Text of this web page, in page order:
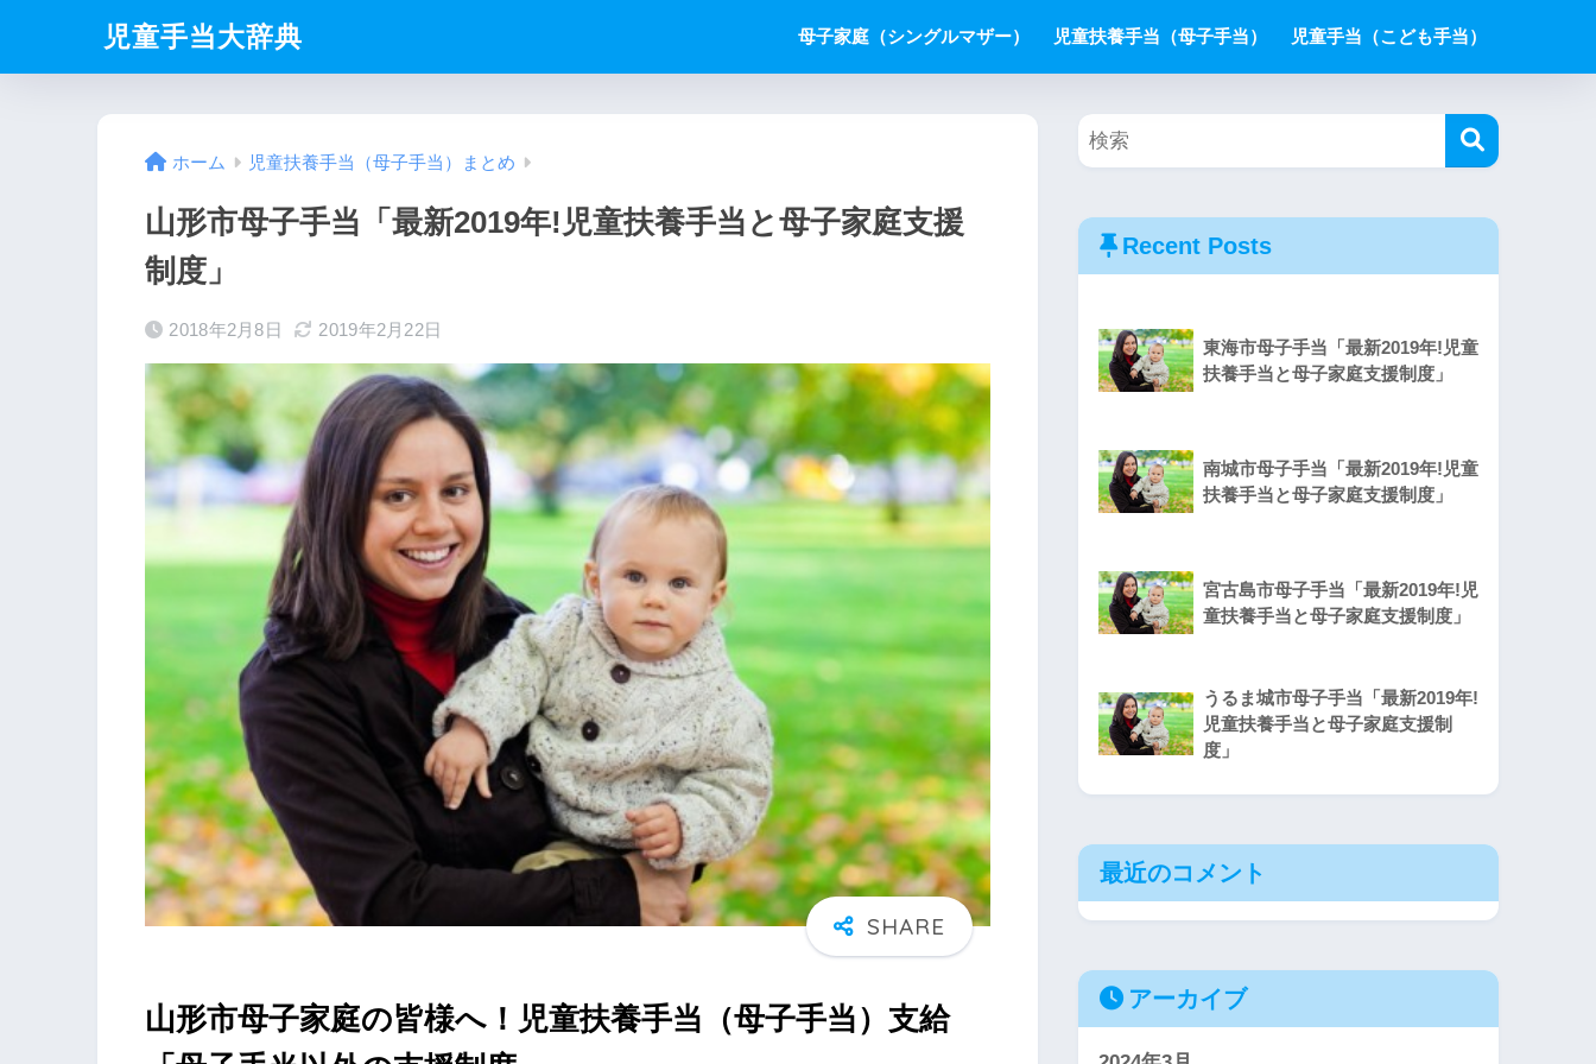
児童手当大辞典 母子家庭（シングルマザー） 児童扶養手当（母子手当） 児童手当（こども手当）
ホーム 児童扶養手当（母子手当）まとめ
山形市母子手当「最新2019年!児童扶養手当と母子家庭支援
制度」
2018年2月8日 2019年2月22日
山形市母子家庭の皆様へ！児童扶養手当（母子手当）支給
Recent Posts
東海市母子手当「最新2019年!児童
扶養手当と母子家庭支援制度」
南城市母子手当「最新2019年!児童
扶養手当と母子家庭支援制度」
宮古島市母子手当「最新2019年!児
童扶養手当と母子家庭支援制度」
うるま城市母子手当「最新2019年!
児童扶養手当と母子家庭支援制
度」
最近のコメント
アーカイブ